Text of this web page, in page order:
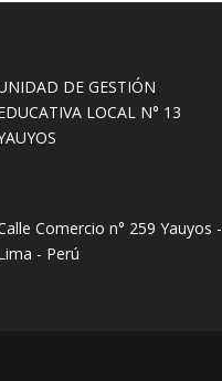
DE GESTIÓN
LOCAL N° 13
Comercio n° 259 Yauyos -
- Perú